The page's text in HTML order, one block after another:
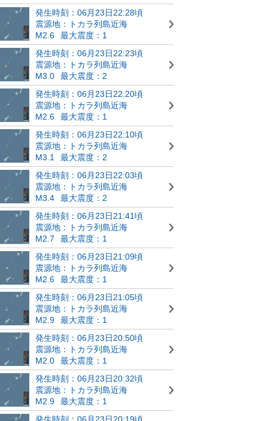
発生時刻：06月23日22:28頃
震源地：トカラ列島近海
M2.6
最大震度：1
発生時刻：06月23日22:23頃
震源地：トカラ列島近海
M3.0
最大震度：2
発生時刻：06月23日22:20頃
震源地：トカラ列島近海
M2.6
最大震度：1
発生時刻：06月23日22:10頃
震源地：トカラ列島近海
M3.1
最大震度：2
発生時刻：06月23日22:03頃
震源地：トカラ列島近海
M3.4
最大震度：2
発生時刻：06月23日21:41頃
震源地：トカラ列島近海
M2.7
最大震度：1
発生時刻：06月23日21:09頃
震源地：トカラ列島近海
M2.6
最大震度：1
発生時刻：06月23日21:05頃
震源地：トカラ列島近海
M2.9
最大震度：1
発生時刻：06月23日20:50頃
震源地：トカラ列島近海
M2.0
最大震度：1
発生時刻：06月23日20:32頃
震源地：トカラ列島近海
M2.9
最大震度：1
発生時刻：06月23日20:19頃